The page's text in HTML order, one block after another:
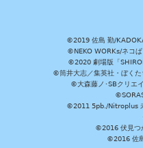
©2019 佐島 勤/
©NEKO WORKs/ネコ
©2020 劇場版「
©筒井大志／集英社・ぼく
©大森藤ノ･SBクリエ
©2011 5pb./Nitroplus
©2016 伏見つ
©2016 佐